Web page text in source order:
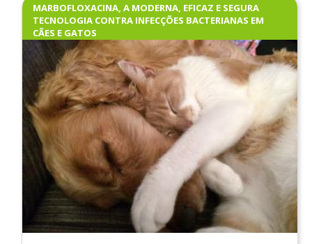
MARBOFLOXACINA, A MODERNA, EFICAZ E SEGURA
TECNOLOGIA CONTRA INFECÇÕES BACTERIANAS EM
CÃES E GATOS